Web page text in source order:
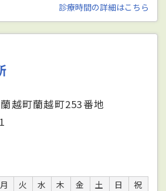
診療時間の詳細はこちら
越町蘭越町253番地
月 火 水 木 金 土 日
祝